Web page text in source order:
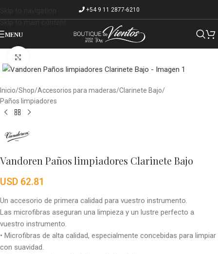
Skip to main content
+54 9 11 2877-6210
MENU
Inicio/Shop/Accesorios para maderas/Clarinete Bajo/
Paños limpiadores
Vandoren Paños limpiadores Clarinete Bajo
USD 62.81
Un accesorio de primera calidad para vuestro instrumento.
Las microfibras aseguran una limpieza y un lustre perfecto a
vuestro instrumento.
• Microfibras de alta calidad, especialmente concebidas para limpiar
con suavidad.